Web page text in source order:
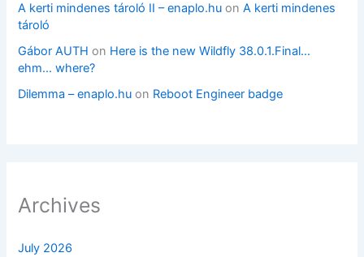
A kerti mindenes tároló II – enaplo.hu onA kerti mindenes
tároló
Gábor AUTH on Here is the new Wildfly 38.0.1.Final…
ehm… where?
Dilemma – enaplo.hu on Reboot Engineer badge
Archives
July 2026